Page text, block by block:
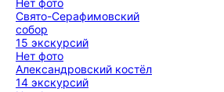
Нет фото
Свято-Серафимовский
собор
15 экскурсий
Нет фото
Александровский костёл
14 экскурсий